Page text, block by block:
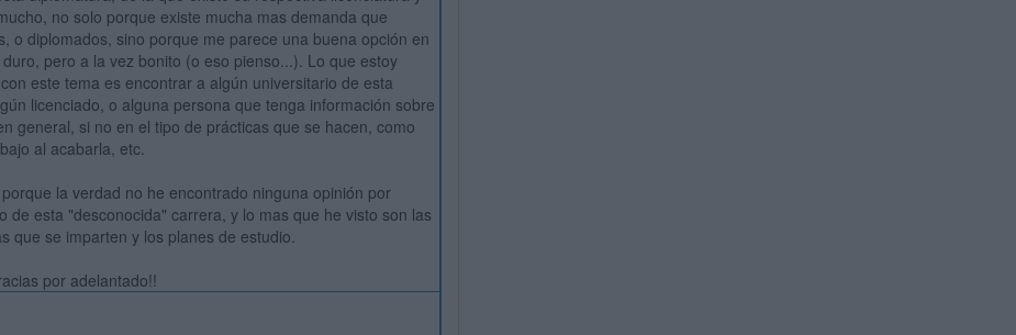
no solo porque existe mucha mas demanda que
o diplomados, sino porque me parece una buena opción en
pero a la vez bonito (o eso pienso...). Lo que estoy
este tema es encontrar a algún universitario de esta
licenciado, o alguna persona que tenga información sobre
general, si no en el tipo de prácticas que se hacen, como
al acabarla, etc.
la verdad no he encontrado ninguna opinión por
de esta "desconocida" carrera, y lo mas que he visto son las
que se imparten y los planes de estudio.
por adelantado!!